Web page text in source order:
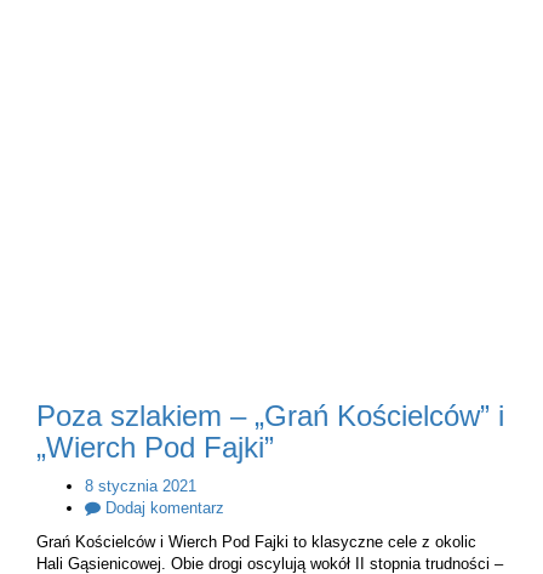
Poza szlakiem – „Grań Kościelców” i
„Wierch Pod Fajki”
8 stycznia 2021
Dodaj komentarz
Grań Kościelców i Wierch Pod Fajki to klasyczne cele z okolic
Hali Gąsienicowej. Obie drogi oscylują wokół II stopnia trudności –